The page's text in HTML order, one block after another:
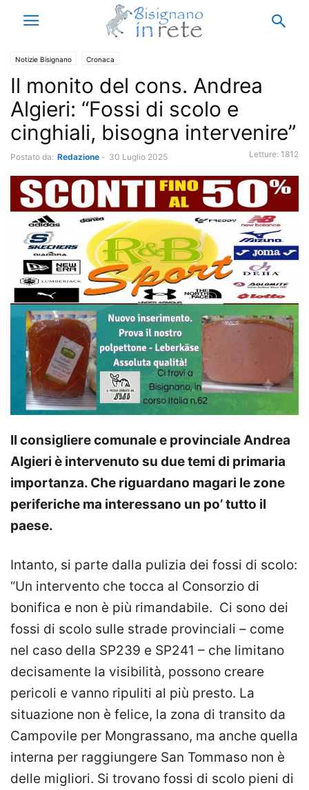
Notizie Bisignano Cronaca
Il monito del cons. Andrea
Algieri: “Fossi di scolo e
cinghiali, bisogna intervenire”
Postato da: Redazione - 30 Luglio 2025 Letture: 1812
Il consigliere comunale e provinciale Andrea
Algieri è intervenuto su due temi di primaria
importanza. Che riguardano magari le zone
periferiche ma interessano un po’ tutto il
paese.
Intanto, si parte dalla pulizia dei fossi di scolo:
“Un intervento che tocca al Consorzio di
bonifica e non è più rimandabile. Ci sono dei
fossi di scolo sulle strade provinciali – come
nel caso della SP239 e SP241 – che limitano
decisamente la visibilità, possono creare
pericoli e vanno ripuliti al più presto. La
situazione non è felice, la zona di transito da
Campovile per Mongrassano, ma anche quella
interna per raggiungere San Tommaso non è
delle migliori. Si trovano fossi di scolo pieni di